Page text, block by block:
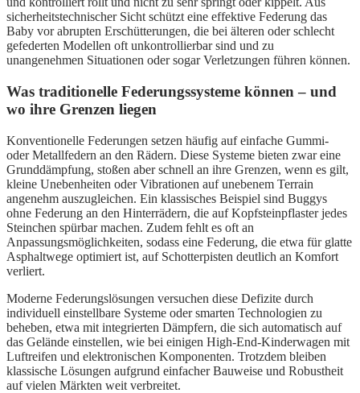
sicherheitstechnischer Sicht schützt eine effektive Federung das
Baby vor abrupten Erschütterungen, die bei älteren oder schlecht
gefederten Modellen oft unkontrollierbar sind und zu
unangenehmen Situationen oder sogar Verletzungen führen können.
Was traditionelle Federungssysteme können – und
wo ihre Grenzen liegen
Konventionelle Federungen setzen häufig auf einfache Gummi-
oder Metallfedern an den Rädern. Diese Systeme bieten zwar eine
Grunddämpfung, stoßen aber schnell an ihre Grenzen, wenn es gilt,
kleine Unebenheiten oder Vibrationen auf unebenem Terrain
angenehm auszugleichen. Ein klassisches Beispiel sind Buggys
ohne Federung an den Hinterrädern, die auf Kopfsteinpflaster jedes
Steinchen spürbar machen. Zudem fehlt es oft an
Anpassungsmöglichkeiten, sodass eine Federung, die etwa für glatte
Asphaltwege optimiert ist, auf Schotterpisten deutlich an Komfort
verliert.
Moderne Federungslösungen versuchen diese Defizite durch
individuell einstellbare Systeme oder smarten Technologien zu
beheben, etwa mit integrierten Dämpfern, die sich automatisch auf
das Gelände einstellen, wie bei einigen High-End-Kinderwagen mit
Luftreifen und elektronischen Komponenten. Trotzdem bleiben
klassische Lösungen aufgrund einfacher Bauweise und Robustheit
auf vielen Märkten weit verbreitet.